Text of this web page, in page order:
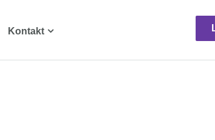
Kontakt